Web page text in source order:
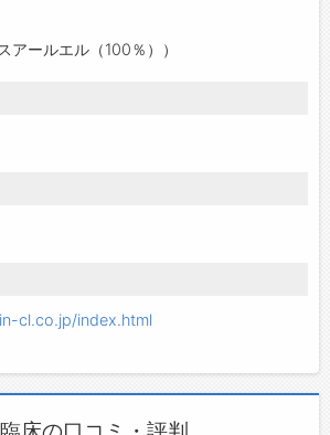
アールエル（100％））
cl.co.jp/index.html